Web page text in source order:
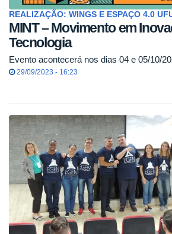
REALIZAÇÃO: WINGS E ESPAÇO 4.0
MINT – Movimento em
Tecnologia
Evento acontecerá nos dias 04 e 05/10/
29/09/2023 - 16:23